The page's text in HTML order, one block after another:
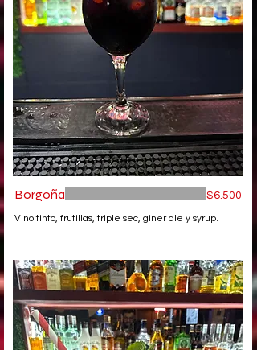
Borgoña
Vino tinto, frutillas, triple sec, giner ale y syrup.
$6.500